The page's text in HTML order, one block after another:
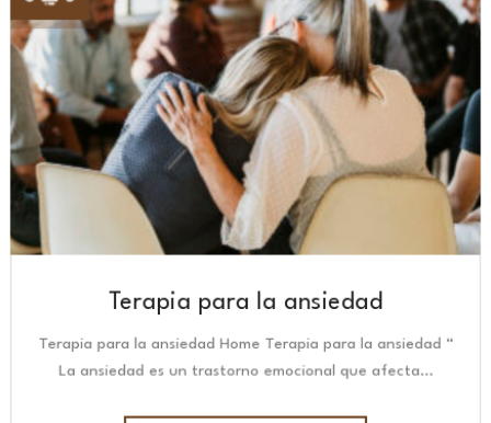
Terapia para la ansiedad
Terapia para la ansiedad Home Terapia para la ansiedad “
La ansiedad es un trastorno emocional que afecta…